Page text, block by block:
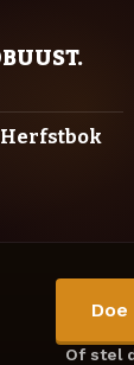
Of stel